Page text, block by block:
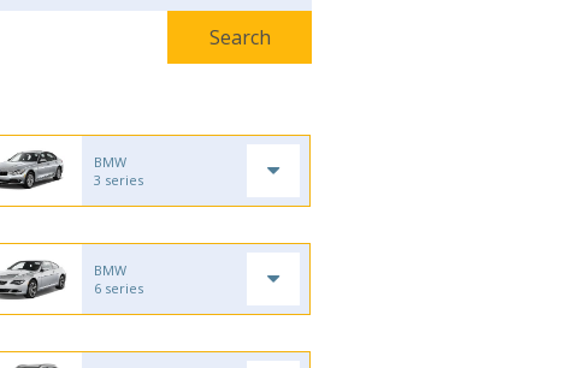
BMW
3 series
BMW
6 series